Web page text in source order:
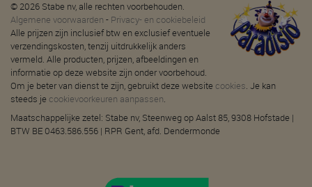
© 2026 Stabe nv, alle rechten voorbehouden.
Algemene voorwaarden - Privacy- en cookiebeleid
Alle prijzen zijn inclusief btw en exclusief eventuele
verzendingskosten, tenzij uitdrukkelijk anders
vermeld. Alle producten, prijzen, afbeeldingen en
informatie op deze website zijn onder voorbehoud.
Om je beter van dienst te zijn, gebruikt deze website cookies. Je kan
steeds je cookievoorkeuren aanpassen.
Maatschappelijke zetel: Stabe nv, Steenweg op Aalst 85, 9308 Hofstade |
BTW BE 0463.586.556 | RPR Gent, afd. Dendermonde